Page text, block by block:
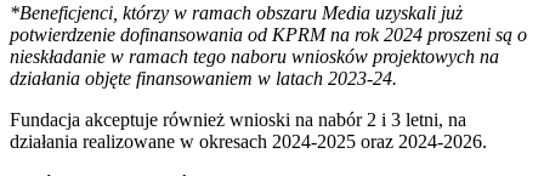
*Beneficjenci, którzy w ramach obszaru Media uzyskali już
potwierdzenie dofinansowania od KPRM na rok 2024 proszeni są o
nieskładanie w ramach tego naboru wniosków projektowych na
działania objęte finansowaniem w latach 2023-24.
Fundacja akceptuje również wnioski na nabór 2 i 3 letni, na
działania realizowane w okresach 2024-2025 oraz 2024-2026.